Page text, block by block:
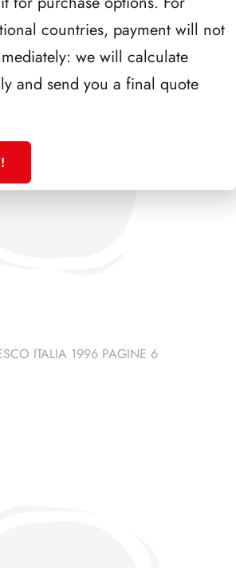
ITALIA 1996 PAGINE 6
countries, payment will not
we will calculate
and send you a final quote